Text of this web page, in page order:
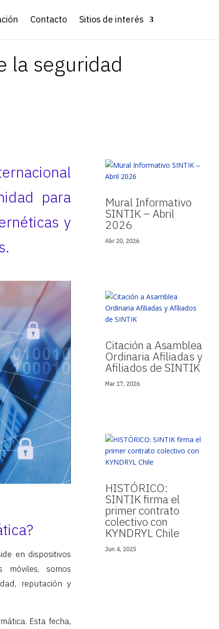
Contacto Sitios de interés
la seguridad
para
y
en dispositivos
móviles, somos
reputación y
Esta fecha,
Mural Informativo
SINTIK – Abril
2026
Abr 20, 2026
Citación a Asamblea
Ordinaria Afiliadas y
Afiliados de SINTIK
Mar 17, 2026
HISTÓRICO:
SINTIK firma el
primer contrato
colectivo con
KYNDRYL Chile
Jun 4, 2025